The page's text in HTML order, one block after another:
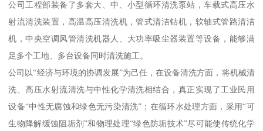
公司工程部装备了多套大、中、小型循环清洗泵站，车载式高压水
射流清洗装置，高温高压清洗机，管式清洁钻机，软轴式管路清洁
机，中央空调风管清洗机器人、大功率吸尘器装置等设备，能够满
足多个工地、多台设备同时清洗施工。
公司以“经济与环境的协调发展”为己任，在设备清洗方面，将机械清
洗、高压水射流清洗与中性化学清洗相结合，真正实现了工业民用
设备“中性无腐蚀和绿色无污染清洗”；在循环水处理方面，采用“可
生物降解缓蚀阻垢剂”和物理处理“绿色防垢技术”尽可能使传统化学